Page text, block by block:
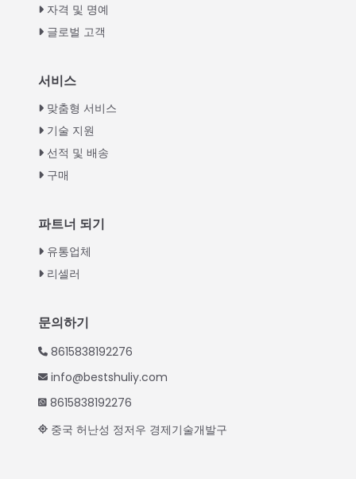
자격 및 명예
글로벌 고객
서비스
맞춤형 서비스
기술 지원
선적 및 배송
구매
파트너 되기
유통업체
리셀러
문의하기
8615838192276
info@bestshuliy.com
8615838192276
중국 허난성 정저우 경제기술개발구
Vietnamese
Thai
Turkish
Swahili
Urdu
Greek
Italian